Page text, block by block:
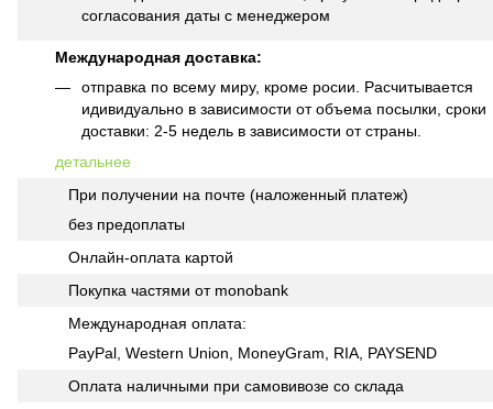
согласования даты с менеджером
Международная доставка:
отправка по всему миру, кроме росии. Расчитывается
идивидуально в зависимости от объема посылки, сроки
доставки: 2-5 недель в зависимости от страны.
детальнее
При получении на почте (наложенный платеж)
без предоплаты
Онлайн-оплата картой
Покупка частями от monobank
Международная оплата:
PayPal, Western Union, MoneyGram, RIA, PAYSEND
Оплата наличными при самовивозе со склада